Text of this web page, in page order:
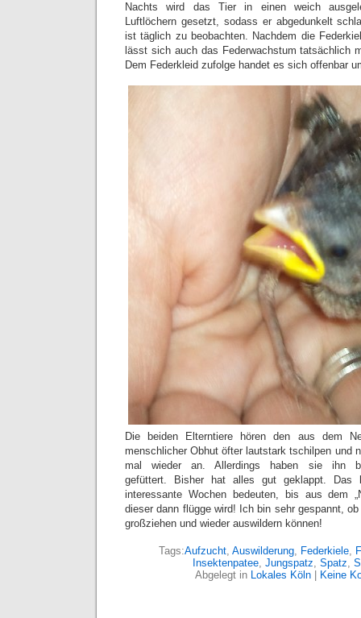
Nachts wird das Tier in einen weich
Luftlöchern gesetzt, sodass er abgedunkelt
ist täglich zu beobachten. Nachdem die
lässt sich auch das Federwachstum tatsächlich
Dem Federkleid zufolge handet es sich offenbar
Die beiden Elterntiere hören den aus dem
menschlicher Obhut öfter lautstark tschilpen und
mal wieder an. Allerdings haben sie ihn
gefüttert. Bisher hat alles gut geklappt. Das
interessante Wochen bedeuten, bis aus dem
dieser dann flügge wird! Ich bin sehr gespannt,
großziehen und wieder auswildern können!
Tags:Aufzucht, Auswilderung, Federkiele,
Insektenpatee, Jungspatz, Spatz,
Abgelegt in Lokales Köln| Keine